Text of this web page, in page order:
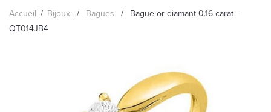
MONTRES
LES GEORGETTES
Accueil / Bijoux / Bagues /
Bague or diamant 0.16 carat -
QT014JB4